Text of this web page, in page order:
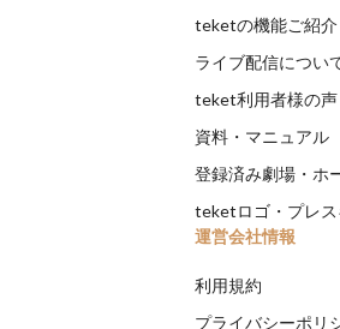
teketの機能ご紹介
ライブ配信につい
teket利用者様の声
資料・マニュアル
登録済み劇場・ホ
teketロゴ・プレス
運営会社情報
利用規約
プライバシーポリ